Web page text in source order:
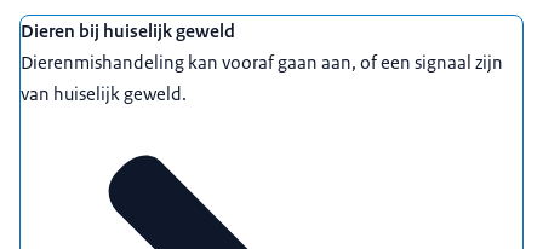
Dieren bij huiselijk geweld
Dierenmishandeling kan vooraf gaan aan, of een signaal zijn
van huiselijk geweld.